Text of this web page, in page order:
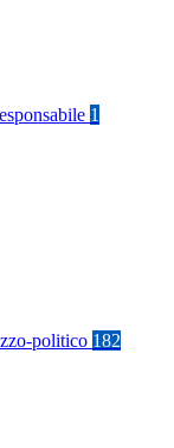
1
politico 182